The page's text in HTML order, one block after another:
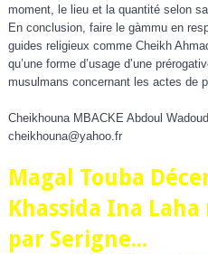
moment, le lieu et la quantité selon
En conclusion, faire le gàmmu en
guides religieux comme Cheikh
qu’une forme d’usage d’une
musulmans concernant les actes de
Cheikhouna MBACKE Abdoul Wadoud
cheikhouna@yahoo.fr
Magal Touba
Khassida Ina
par Serigne...